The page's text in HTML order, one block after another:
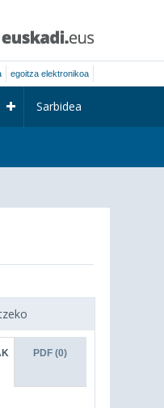
egoitza elektronikoa
Sarbidea
PDF (0)